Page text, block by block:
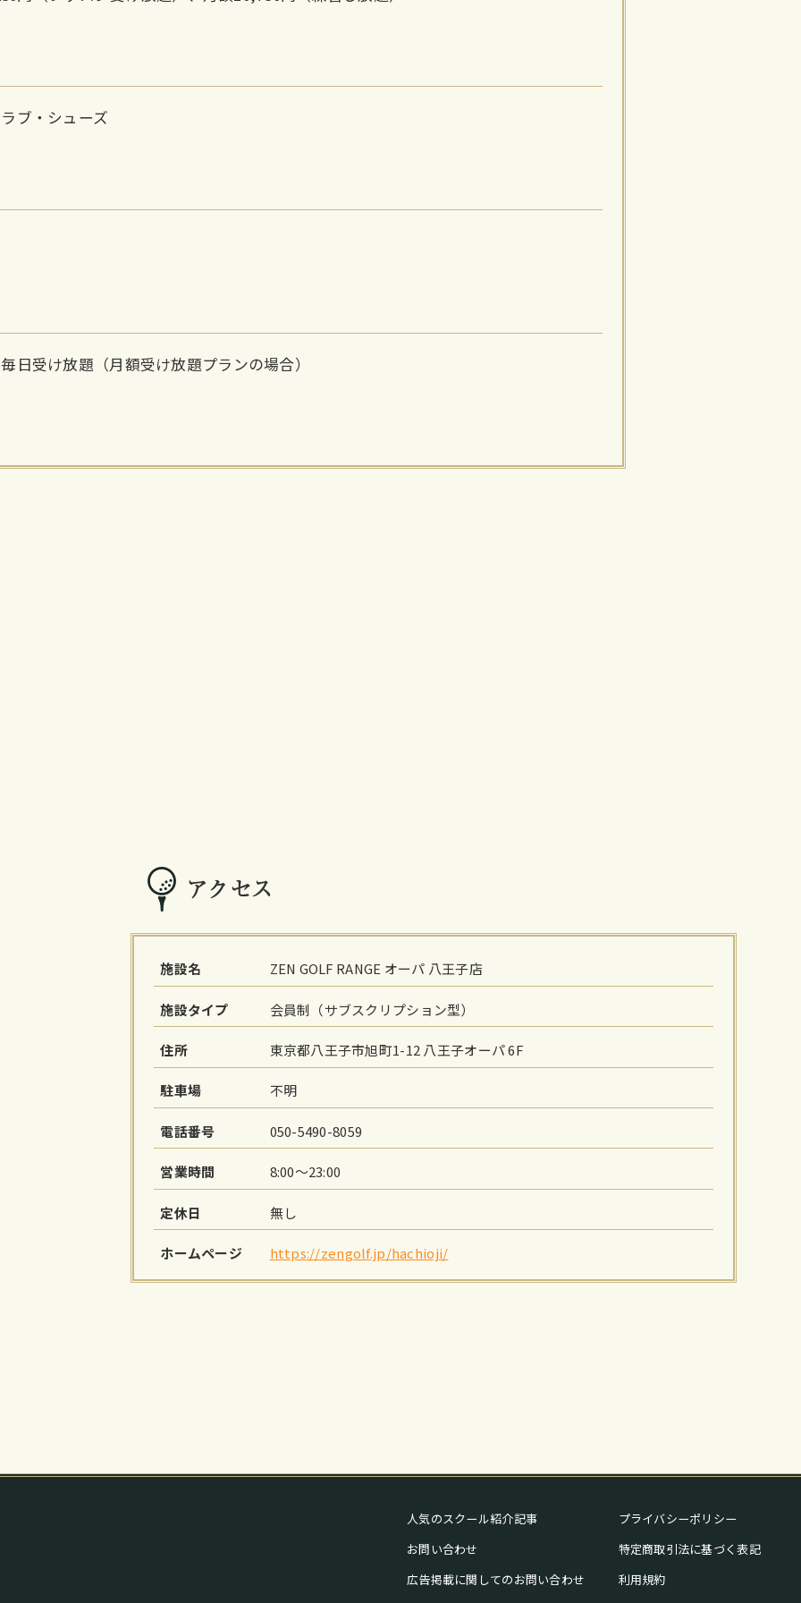
ブ・シューズ
日受け放題（月額受け放題プランの場合）
アクセス
施設名 ZEN GOLF RANGE オーパ 八王子店
施設タイプ 会員制（サブスクリプション型）
住所 東京都八王子市旭町1-12 八王子オーパ 6F
駐車場 不明
電話番号 050-5490-8059
営業時間 8:00〜23:00
定休日 無し
ホームページ https://zengolf.jp/hachioji/
人気のスクール紹介記事
お問い合わせ
広告掲載に関してのお問い合わせ
プライバシーポリシー
特定商取引法に基づく表記
利用規約